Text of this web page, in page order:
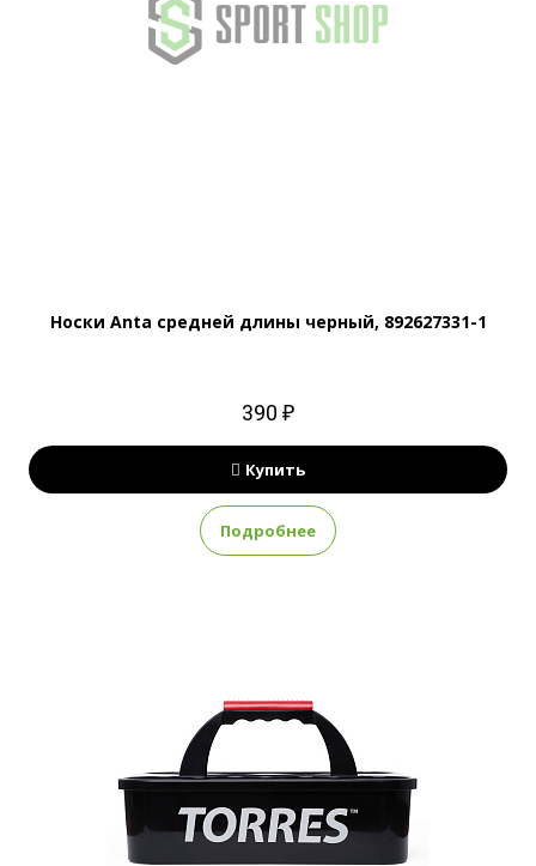
Носки Anta средней длины черный, 892627331-1
390 ₽
Купить
Подробнее